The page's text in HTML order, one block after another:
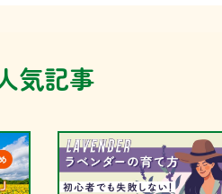
気記事